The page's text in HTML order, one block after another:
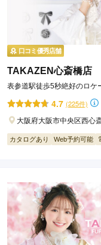
成人式の前撮り・後撮
真で残す成人式成人式・
一生に一度しかない、子
口コミ優秀店舗
TAKAZEN心斎橋店
表参道駅徒歩5秒絶好のロケ
49年信用と実績をモットーに
4.7 (225件)
大阪府大阪市中央区西
カタログあり Web予約可能